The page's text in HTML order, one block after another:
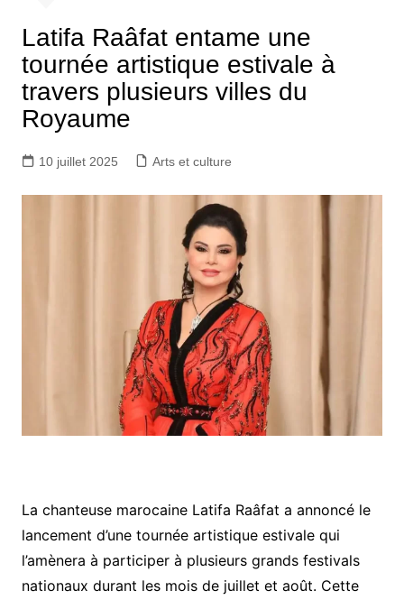
Latifa Raâfat entame une
tournée artistique estivale à
travers plusieurs villes du
Royaume
10 juillet 2025 Arts et culture
La chanteuse marocaine Latifa Raâfat a annoncé le
lancement d’une tournée artistique estivale qui
l’amènera à participer à plusieurs grands festivals
nationaux durant les mois de juillet et août. Cette